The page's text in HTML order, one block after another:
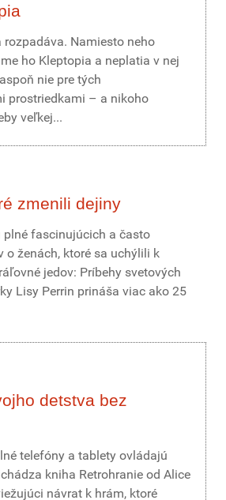
rozpadáva. Namiesto neho
ho Kleptopia a neplatia v nej
nie pre tých
prostriedkami – a nikoho
veľkej...
zmenili dejiny
plné fascinujúcich a často
o ženách, ktoré sa uchýlili k
jedov: Príbehy svetových
Lisy Perrin prináša viac ako 25
detstva bez
telefóny a tablety ovládajú
kniha Retrohranie od Alice
návrat k hrám, ktoré